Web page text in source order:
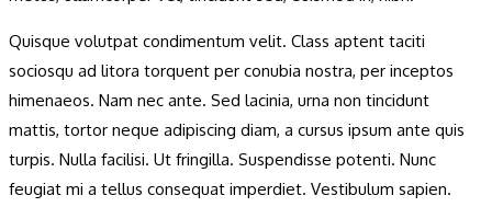
Quisque volutpat condimentum velit. Class aptent taciti
sociosqu ad litora torquent per conubia nostra, per inceptos
himenaeos. Nam nec ante. Sed lacinia, urna non tincidunt
mattis, tortor neque adipiscing diam, a cursus ipsum ante quis
turpis. Nulla facilisi. Ut fringilla. Suspendisse potenti. Nunc
feugiat mi a tellus consequat imperdiet. Vestibulum sapien.